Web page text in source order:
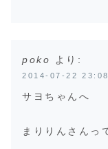
poko より:
2014-07-22 23:08
サヨちゃんへ
まりりんさんっ